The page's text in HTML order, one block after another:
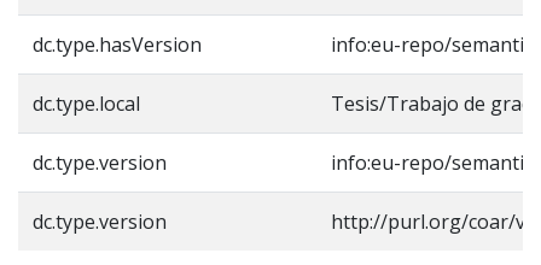
dc.type.hasVersion info:eu-repo/
dc.type.local Tesis/Trabajo de
dc.type.version info:eu-repo/
dc.type.version http://purl.org/coar/